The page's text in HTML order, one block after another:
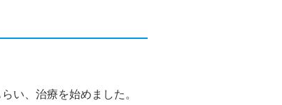
い、治療を始めました。